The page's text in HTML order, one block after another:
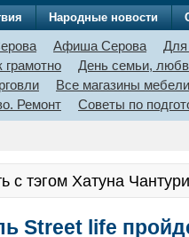
Народные новости
Афиша Серова
Для
грамотно
День семьи,
Все магазины мебели
Ремонт
Советы по
с тэгом Хатуна
Street life